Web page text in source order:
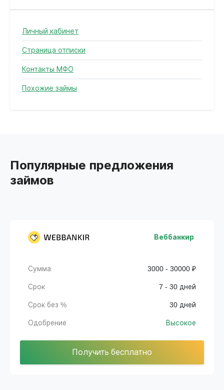
Личный кабинет
Страница отписки
Контакты МФО
Похожие займы
Популярные предложения
займов
Веббанкир
Сумма 3000 - 30000 ₽
Срок 7 - 30 дней
Срок без % 30 дней
Одобрение Высокое
Получить бесплатно